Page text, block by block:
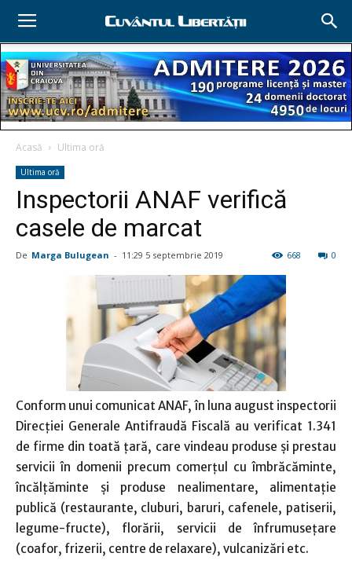
Acasă Ultima oră
Ultima oră
Inspectorii ANAF verifică
casele de marcat
De Marga Bulugean - 11:29 5 septembrie 2019 0
668
Conform unui comunicat ANAF, în luna august inspectorii
Direcţiei Generale Antifraudă Fiscală au verificat 1.341
de firme din toată ţară, care vindeau produse şi prestau
servicii în domenii precum comerţul cu îmbrăcăminte,
încălţăminte şi produse nealimentare, alimentaţie
publică (restaurante, cluburi, baruri, cafenele, patiserii,
legume-fructe), florării, servicii de înfrumuseţare
(coafor, frizerii, centre de relaxare), vulcanizări etc.